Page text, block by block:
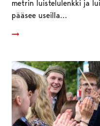
metrin luistelulenkki ja
pääsee useilla…